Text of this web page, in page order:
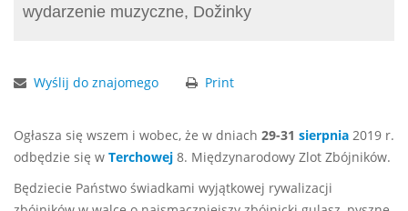
wydarzenie muzyczne, Dožinky
Wyślij do znajomego Print
Ogłasza się wszem i wobec, że w dniach 29-31 sierpnia 2019 r.
odbędzie się w Terchowej 8. Międzynarodowy Zlot Zbójników.
Będziecie Państwo świadkami wyjątkowej rywalizacji